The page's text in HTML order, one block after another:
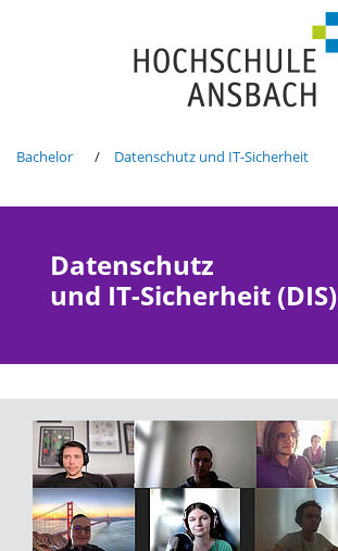
Bachelor Datenschutz und IT-Sicherheit
Datenschutz
und IT-Sicherheit (DIS)